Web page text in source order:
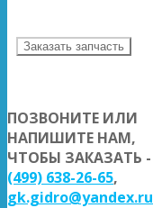
Заказать запчасть
ПОЗВОНИТЕ ИЛИ
НАПИШИТЕ НАМ,
ЧТОБЫ ЗАКАЗАТЬ -
(499) 638-26-65,
gk.gidro@yandex.ru